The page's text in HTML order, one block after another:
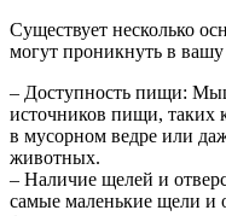
Существует несколько
могут проникнуть в
– Доступность пищи:
источников пищи, таких
в мусорном ведре или
животных.
– Наличие щелей и
самые маленькие щели и